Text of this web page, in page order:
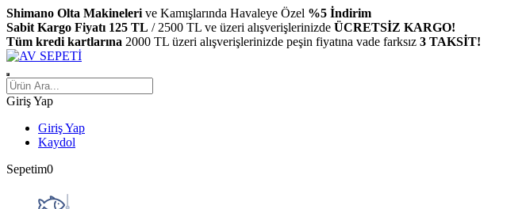
Shimano Olta Makineleri ve Kamışlarında Havaleye Özel %5 İndirim
Sabit Kargo Fiyatı 125 TL / 2500 TL ve üzeri alışverişlerinizde ÜCRETSİZ KARGO!
Tüm kredi kartlarına 2000 TL üzeri alışverişlerinizde peşin fiyatına vade farksız 3 TAKSİT!
Giriş Yap
Giriş Yap
Kaydol
Sepetim0